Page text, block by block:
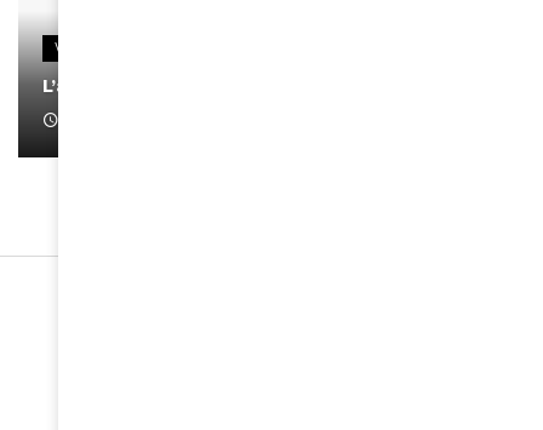
VIDEOS
L’artiste Yoan s’exprime